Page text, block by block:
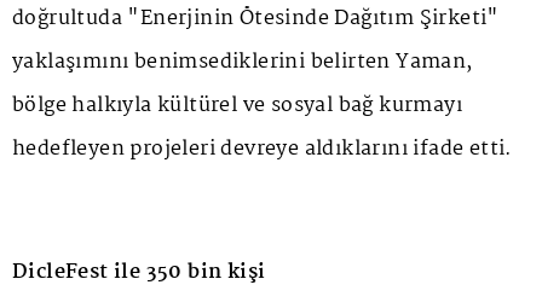
doğrultuda "Enerjinin Ötesinde Dağıtım Şirketi"
yaklaşımını benimsediklerini belirten Yaman,
bölge halkıyla kültürel ve sosyal bağ kurmayı
hedefleyen projeleri devreye aldıklarını ifade etti.
DicleFest ile 350 bin kişi